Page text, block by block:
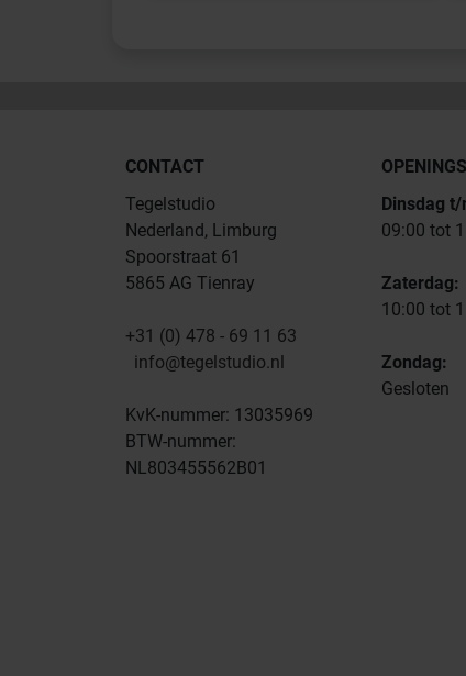
CONTACT
Tegelstudio
Nederland, Limburg
Spoorstraat 61
5865 AG Tienray
+31 (0) 478 - 69 11 63
info@tegelstudio.nl
KvK-nummer: 13035969
BTW-nummer:
NL803455562B01
Dinsdag
09:00 tot
Zaterdag:
10:00 tot
Zondag:
Gesloten